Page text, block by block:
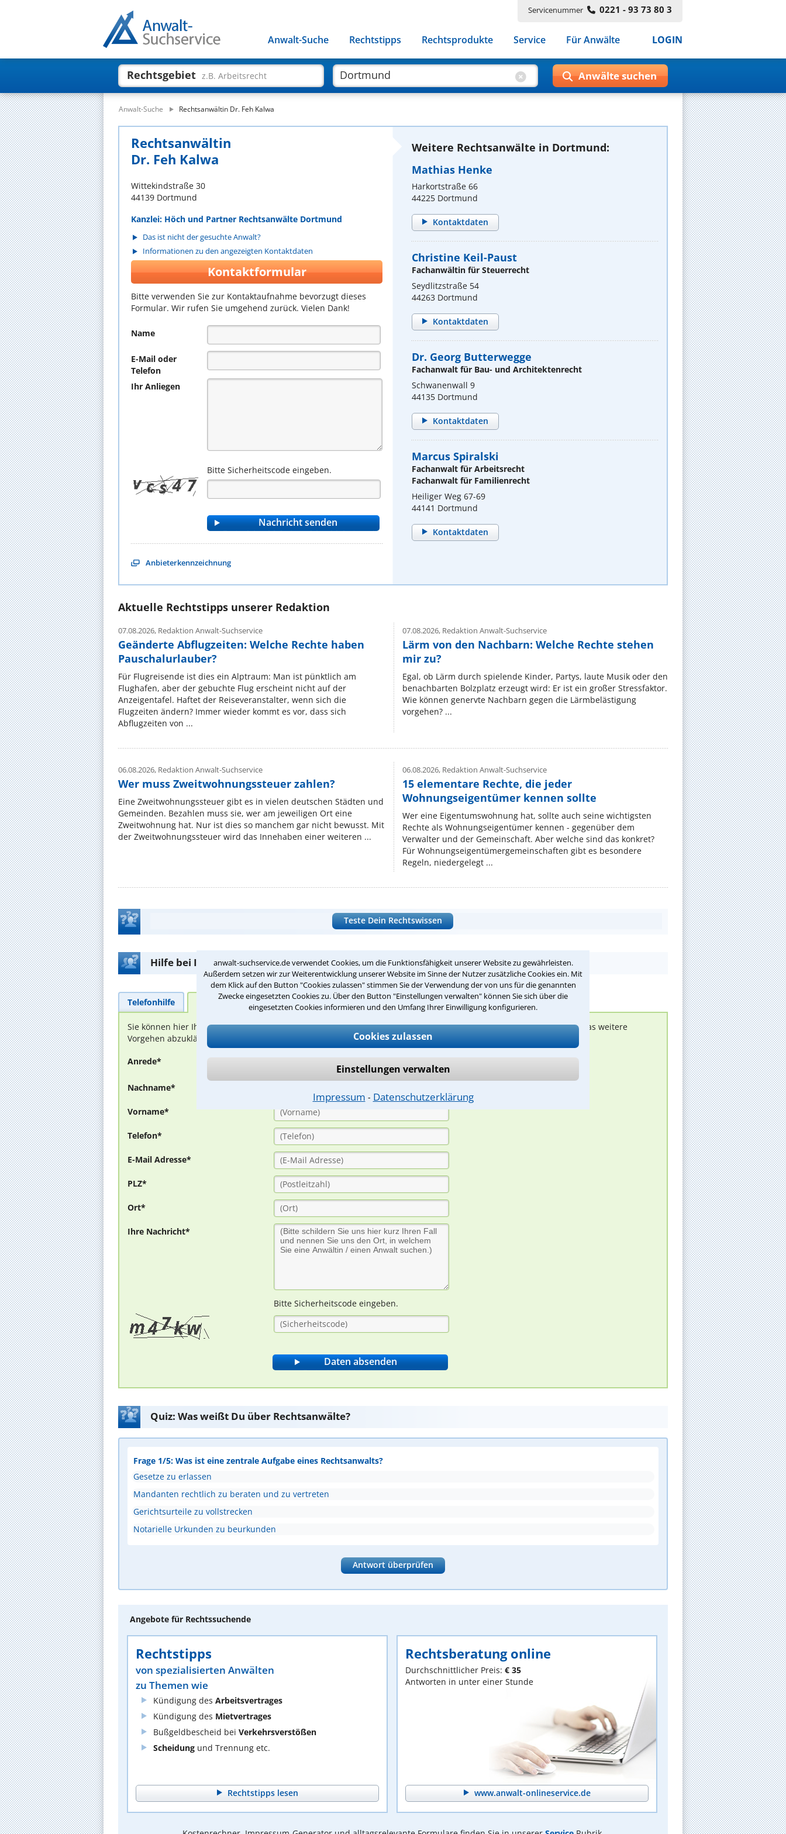
anwalt-suchservice.de verwendet Cookies, um die Funktionsfähigkeit unserer Website zu gewährleisten.
Außerdem setzen wir zur Weiterentwicklung unserer Website im Sinne der Nutzer zusätzliche Cookies ein. Mit
dem Klick auf den Button "Cookies zulassen" stimmen Sie der Verwendung der von uns für die genannten
Zwecke eingesetzten Cookies zu. Über den Button "Einstellungen verwalten" können Sie sich über die
eingesetzten Cookies informieren und den Umfang Ihrer Einwilligung konfigurieren.
Cookies zulassen
Einstellungen verwalten
Impressum ⁃ Datenschutzerklärung
Servicenummer 0221 - 93 73 80 3
Anwalt-Suche Rechtstipps Rechtsprodukte Service Für Anwälte LOGIN
Rechtsgebiet z.B. Arbeitsrecht
Anwalt-Suche Rechtsanwältin Dr. Feh Kalwa
Rechtsanwältin
Dr. Feh Kalwa
Wittekindstraße 30
44139 Dortmund
Kanzlei: Höch und Partner Rechtsanwälte Dortmund
Das ist nicht der gesuchte Anwalt?
Informationen zu den angezeigten Kontaktdaten
Kontaktformular
Bitte verwenden Sie zur Kontaktaufnahme bevorzugt dieses
Formular. Wir rufen Sie umgehend zurück. Vielen Dank!
Name
E-Mail oder
Telefon
Ihr Anliegen
Bitte Sicherheitscode eingeben.
Anbieterkennzeichnung
Weitere Rechtsanwälte in Dortmund:
Mathias Henke
Harkortstraße 66
44225 Dortmund
Kontaktdaten
Christine Keil-Paust
Fachanwältin für Steuerrecht
Seydlitzstraße 54
44263 Dortmund
Kontaktdaten
Dr. Georg Butterwegge
Fachanwalt für Bau- und Architektenrecht
Schwanenwall 9
44135 Dortmund
Kontaktdaten
Marcus Spiralski
Fachanwalt für Arbeitsrecht
Fachanwalt für Familienrecht
Heiliger Weg 67-69
44141 Dortmund
Kontaktdaten
Aktuelle Rechtstipps unserer Redaktion
07.08.2026, Redaktion Anwalt-Suchservice
Geänderte Abflugzeiten: Welche Rechte haben
Pauschalurlauber?
Für Flugreisende ist dies ein Alptraum: Man ist pünktlich am
Flughafen, aber der gebuchte Flug erscheint nicht auf der
Anzeigentafel. Haftet der Reiseveranstalter, wenn sich die
Flugzeiten ändern? Immer wieder kommt es vor, dass sich
Abflugzeiten von ...
07.08.2026,Redaktion Anwalt-Suchservice
Lärm von den Nachbarn: Welche Rechte stehen
mir zu?
Egal, ob Lärm durch spielende Kinder, Partys, laute Musik oder den
benachbarten Bolzplatz erzeugt wird: Er ist ein großer Stressfaktor.
Wie können genervte Nachbarn gegen die Lärmbelästigung
vorgehen? ...
06.08.2026, Redaktion Anwalt-Suchservice
Wer muss Zweitwohnungssteuer zahlen?
Eine Zweitwohnungssteuer gibt es in vielen deutschen Städten und
Gemeinden. Bezahlen muss sie, wer am jeweiligen Ort eine
Zweitwohnung hat. Nur ist dies so manchem gar nicht bewusst. Mit
der Zweitwohnungssteuer wird das Innehaben einer weiteren ...
06.08.2026,Redaktion Anwalt-Suchservice
15 elementare Rechte, die jeder
Wohnungseigentümer kennen sollte
Wer eine Eigentumswohnung hat, sollte auch seine wichtigsten
Rechte als Wohnungseigentümer kennen - gegenüber dem
Verwalter und der Gemeinschaft. Aber welche sind das konkret?
Für Wohnungseigentümergemeinschaften gibt es besondere
Regeln, niedergelegt ...
Teste Dein Rechtswissen
Hilfe bei Ihrer Anwaltsuche?
Telefonhilfe Beratungsanfrage
Sie können hier Ihren Fall schildern. Anschließend werden sich spezialisierte Rechtsanwälte bei Ihnen melden, um das weitere
Vorgehen abzuklären. Die Rückmeldung durch einen Anwalt ist für Sie kostenlos.
Anrede*
Nachname*
Vorname*
Telefon*
E-Mail Adresse*
PLZ*
Ort*
Ihre Nachricht*
Bitte Sicherheitscode eingeben.
Quiz: Was weißt Du über Rechtsanwälte?
Frage 1/5: Was ist eine zentrale Aufgabe eines Rechtsanwalts?
Gesetze zu erlassen
Mandanten rechtlich zu beraten und zu vertreten
Gerichtsurteile zu vollstrecken
Notarielle Urkunden zu beurkunden
Antwort überprüfen
Angebote für Rechtssuchende
Rechtstipps
von spezialisierten Anwälten
zu Themen wie
Kündigung des Arbeitsvertrages
Kündigung des Mietvertrages
Bußgeldbescheid bei Verkehrsverstößen
Scheidung und Trennung etc.
Rechtstipps lesen
Rechtsberatung online
Durchschnittlicher Preis: € 35
Antworten in unter einer Stunde
www.anwalt-onlineservice.de